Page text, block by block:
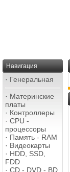
Навигация
· Генеральная
· Материнские
платы
· Контроллеры
· CPU -
процессоры
· Память - RAM
· Видеокарты
· HDD, SSD,
FDD
· CD - DVD - BD